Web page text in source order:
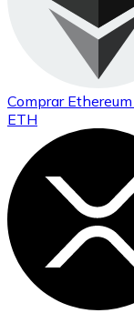
Comprar Ethereum
ETH